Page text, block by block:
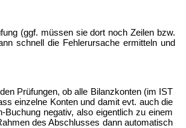
(ggf. müssen sie dort noch Zeilen bzw.
schnell die Fehlerursache ermitteln und
Prüfungen, ob alle Bilanzkonten (im IST
einzelne Konten und damit evt. auch die
negativ, also eigentlich zu einem
des Abschlusses dann automatisch